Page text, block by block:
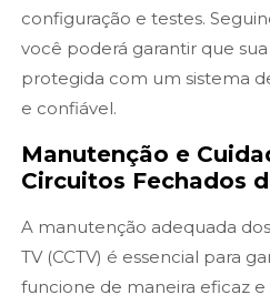
configuração e testes.
você poderá garantir que
protegida com um sistema
e confiável.
Manutenção e
Circuitos Fechados
A manutenção adequada
TV (CCTV) é essencial para
funcione de maneira eficaz